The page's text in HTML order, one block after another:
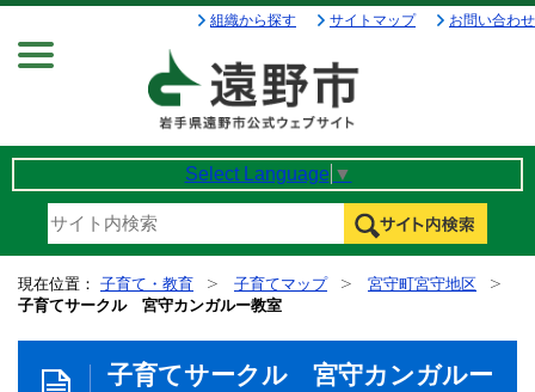
組織から探す サイトマップ お問い合わせ
Select Language ▼
現在位置： 子育て・教育 子育てマップ
宮守町宮守地区
子育てサークル 宮守カンガルー教室
子育てサークル 宮守カンガルー